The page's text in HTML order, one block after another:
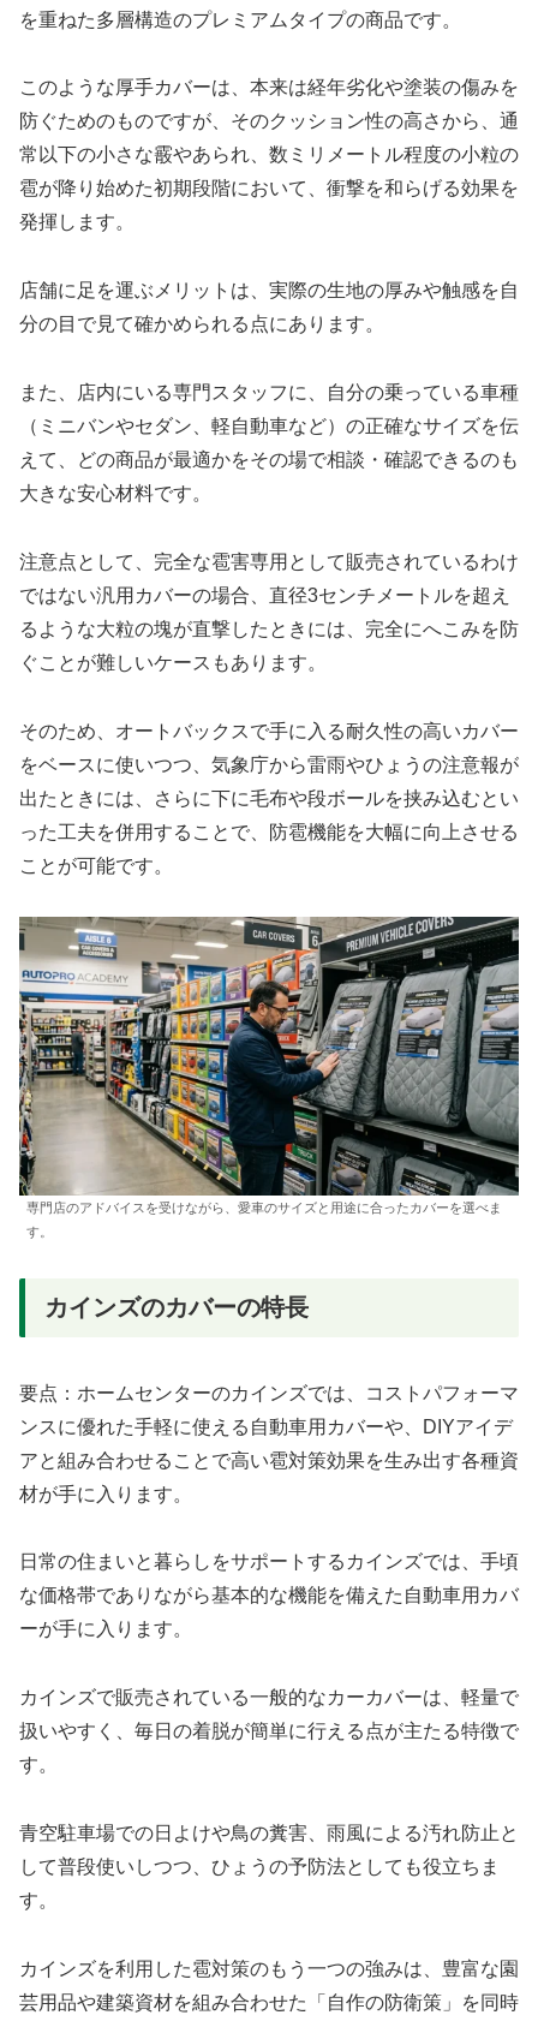
を重ねた多層構造のプレミアムタイプの商品です。
このような厚手カバーは、本来は経年劣化や塗装の傷みを
防ぐためのものですが、そのクッション性の高さから、通
常以下の小さな霰やあられ、数ミリメートル程度の小粒の
雹が降り始めた初期段階において、衝撃を和らげる効果を
発揮します。
店舗に足を運ぶメリットは、実際の生地の厚みや触感を自
分の目で見て確かめられる点にあります。
また、店内にいる専門スタッフに、自分の乗っている車種
（ミニバンやセダン、軽自動車など）の正確なサイズを伝
えて、どの商品が最適かをその場で相談・確認できるのも
大きな安心材料です。
注意点として、完全な雹害専用として販売されているわけ
ではない汎用カバーの場合、直径3センチメートルを超え
るような大粒の塊が直撃したときには、完全にへこみを防
ぐことが難しいケースもあります。
そのため、オートバックスで手に入る耐久性の高いカバー
をベースに使いつつ、気象庁から雷雨やひょうの注意報が
出たときには、さらに下に毛布や段ボールを挟み込むとい
った工夫を併用することで、防雹機能を大幅に向上させる
ことが可能です。
専門店のアドバイスを受けながら、愛車のサイズと用途に合ったカバーを選べま
す。
カインズのカバーの特長
要点：ホームセンターのカインズでは、コストパフォーマ
ンスに優れた手軽に使える自動車用カバーや、DIYアイデ
アと組み合わせることで高い雹対策効果を生み出す各種資
材が手に入ります。
日常の住まいと暮らしをサポートするカインズでは、手頃
な価格帯でありながら基本的な機能を備えた自動車用カバ
ーが手に入ります。
カインズで販売されている一般的なカーカバーは、軽量で
扱いやすく、毎日の着脱が簡単に行える点が主たる特徴で
す。
青空駐車場での日よけや鳥の糞害、雨風による汚れ防止と
して普段使いしつつ、ひょうの予防法としても役立ちま
す。
カインズを利用した雹対策のもう一つの強みは、豊富な園
芸用品や建築資材を組み合わせた「自作の防衛策」を同時